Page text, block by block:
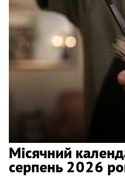
Місячний
серпень 2026